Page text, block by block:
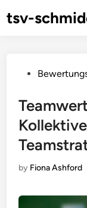
totsv-
Posted
by Fiona Ashford